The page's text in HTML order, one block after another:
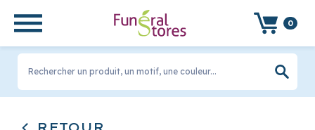
0
Rechercher un produit, un motif, une couleur...